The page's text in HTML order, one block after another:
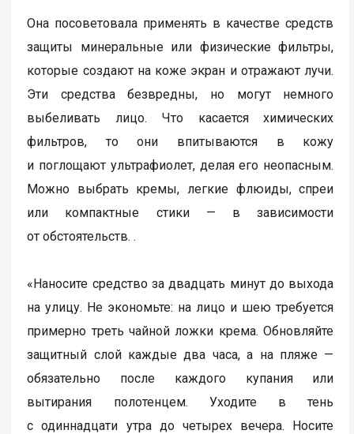
Она посоветовала применять в качестве средств
защиты минеральные или физические фильтры,
которые создают на коже экран и отражают лучи.
Эти средства безвредны, но могут немного
выбеливать лицо. Что касается химических
фильтров, то они впитываются в кожу
и поглощают ультрафиолет, делая его неопасным.
Можно выбрать кремы, легкие флюиды, спреи
или компактные стики — в зависимости
от обстоятельств. .
«Наносите средство за двадцать минут до выхода
на улицу. Не экономьте: на лицо и шею требуется
примерно треть чайной ложки крема. Обновляйте
защитный слой каждые два часа, а на пляже —
обязательно после каждого купания или
вытирания полотенцем. Уходите в тень
с одиннадцати утра до четырех вечера. Носите